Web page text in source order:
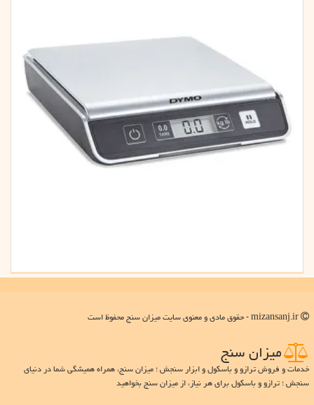
میزان سنج
خدمات و فروش ترازو و باسکول و ابزار سنجش ؛ میزان سنج، همراه همیشگی شما در دنیای
سنجش ؛ ترازو و باسکول برای هر نیاز، از میزان سنج بخواهید